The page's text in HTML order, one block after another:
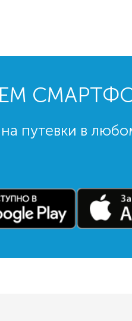
путевки в